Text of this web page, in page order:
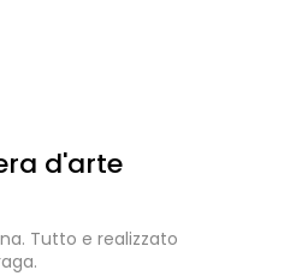
d'arte
Tutto e realizzato